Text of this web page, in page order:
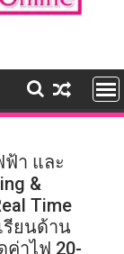
า และ
&
Time
รียนด้าน
ค่าไฟ 20-